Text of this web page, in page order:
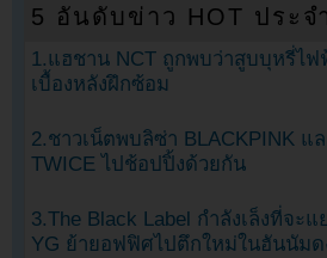
5 อันดับข่าว HOT ประจ
1.แฮชาน NCT ถูกพบว่าสูบบุหรี่ไฟ
เบื้องหลังฝึกซ้อม
2.ชาวเน็ตพบลิซ่า BLACKPINK แ
TWICE ไปช้อปปิ้งด้วยกัน
3.The Black Label กำลังเล็งที่จะแ
YG ย้ายอฟฟิศไปตึกใหม่ในฮันนัมด